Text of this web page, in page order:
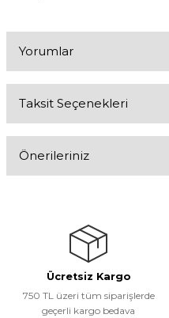
Yorumlar
Taksit Seçenekleri
Önerileriniz
tarafımıza iletebilirsiniz.
Görüş ve önerileriniz için
Ürün resmi kalitesiz, bozuk
Ürün açıklamasında eksik
Ücretsiz Kargo
750 TL üzeri tüm siparişlerde
geçerli kargo bedava